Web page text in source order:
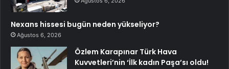
Nexans hissesi bugün neden yükseliyor?
Ağustos 6, 2026
Özlem Karapınar Türk Hava
Kuvvetleri’nin ‘İlk kadın Paşa’sı oldu!